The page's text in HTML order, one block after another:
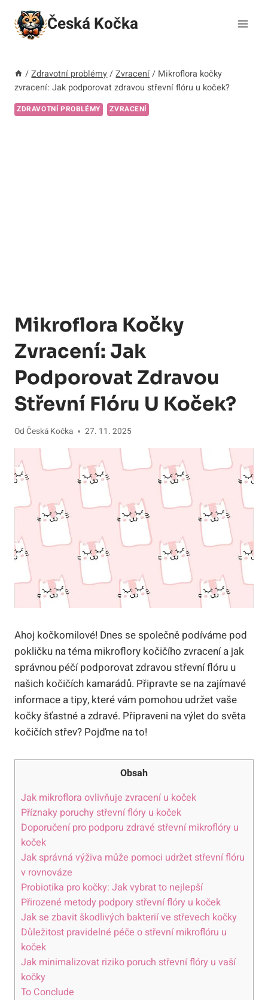
Přeskočit
obsah
Česká Kočka
/ Zdravotní problémy / Zvracení / Mikroflora kočky
zvracení: Jak podporovat zdravou střevní flóru u koček?
ZDRAVOTNÍ PROBLÉMY ZVRACENÍ
Mikroflora Kočky
Zvracení: Jak
Podporovat Zdravou
Střevní Flóru U Koček?
Od Česká Kočka 27. 11. 2025
Ahoj kočkomilové! Dnes se společně podíváme pod
pokličku na téma mikroflory kočičího zvracení a jak
správnou péčí podporovat zdravou střevní flóru u
našich kočičích kamarádů. Připravte se na zajímavé
informace a tipy, které vám pomohou udržet vaše
kočky šťastné a zdravé. Připraveni na výlet do světa
kočičích střev? Pojďme na to!
Obsah
Jak mikroflora ovlivňuje zvracení u koček
Příznaky poruchy střevní flóry u koček
Doporučení pro podporu zdravé střevní mikroflóry u
koček
Jak správná výživa může pomoci udržet střevní flóru
v rovnováze
Probiotika pro kočky: Jak vybrat to nejlepší
Přirozené metody podpory střevní flóry u koček
Jak se zbavit škodlivých bakterií ve střevech kočky
Důležitost pravidelné péče o střevní mikroflóru u
koček
Jak minimalizovat riziko poruch střevní flóry u vaší
kočky
To Conclude